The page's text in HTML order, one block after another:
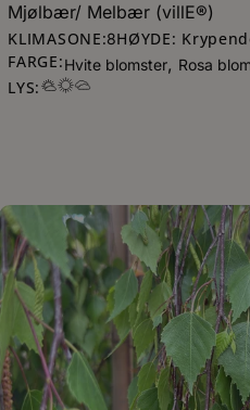
Mjølbær/ Melbær (villE®)
KLIMASONE:8HØYDE:
FARGE:Hvite blomster, Rosa
LYS: